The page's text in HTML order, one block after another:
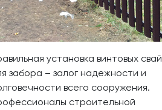
установка винтовых свай
забора – залог надежности и
всего сооружения.
строительной